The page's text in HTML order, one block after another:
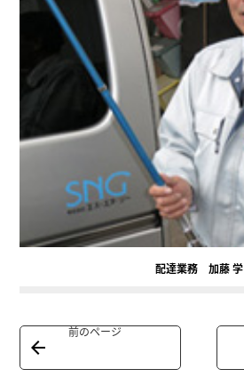
配達業務 加藤 学
前のページ